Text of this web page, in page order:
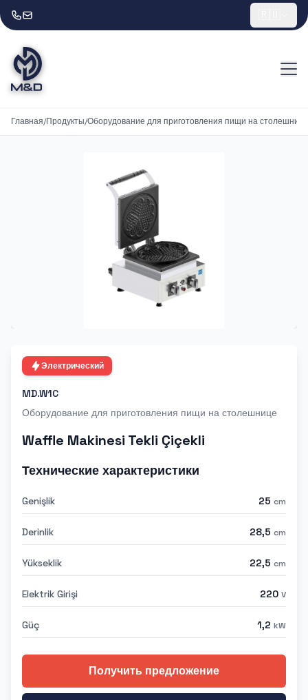
Главная/Продукты/Оборудование для приготовления пищи на столешнице
Электрический
MD.W1C
Оборудование для приготовления пищи на столешнице
Waffle Makinesi Tekli Çiçekli
Технические характеристики
Genişlik 25 cm
Derinlik 28,5 cm
Yükseklik 22,5 cm
Elektrik Girişi 220 V
Güç 1,2 kW
Получить предложение